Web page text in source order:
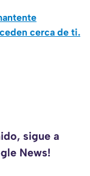
cerca de ti.
sigue a
News!